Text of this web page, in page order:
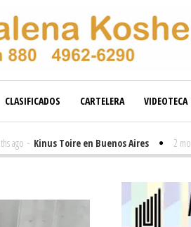
CLASIFICADOS CARTELERA VIDEOTECA
Kinus Toire en Buenos Aires 2 months ago -